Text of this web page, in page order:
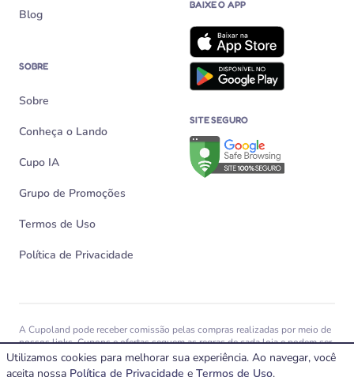
Blog
SOBRE
Sobre
Conheça o Lando
Cupo IA
Grupo de Promoções
Termos de Uso
Política de Privacidade
BAIXE O APP
SITE SEGURO
Verificação de site seguro
A Cupoland pode receber comissão pelas compras realizadas por meio de
nossos links. Cupons e ofertas seguem as regras de cada loja e podem ser
alterados, expirar ou não funcionar a qualquer momento.
© 2026 Cupoland Veiculação e Divulgação Virtual Ltda – CNPJ
Utilizamos cookies para melhorar sua experiência. Ao navegar, você
aceita nossa Política de Privacidade e Termos de Uso.